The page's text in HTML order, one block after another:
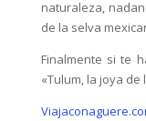
naturaleza,
de la selva
Finalmente si te
«Tulum, la joya de